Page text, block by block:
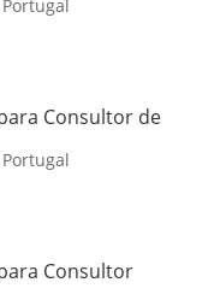
Consultor de
Consultor